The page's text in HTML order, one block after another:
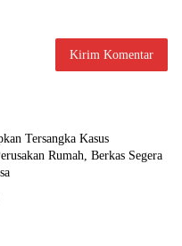
Tersangka Kasus
Rumah, Berkas Segera